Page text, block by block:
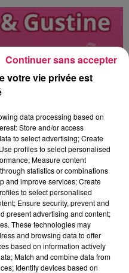
17h31
17h31
votre vie privée est
data processing based on
Store and/or access
to select advertising; Create
profiles to select personalised
Measure content
statistics or combinations
and improve services; Create
to select personalised
Ensure security, prevent and
present advertising and content;
These technologies may
and browsing data to offer
based on information actively
Match and combine data from
Identify devices based on
Continuer sans accepter